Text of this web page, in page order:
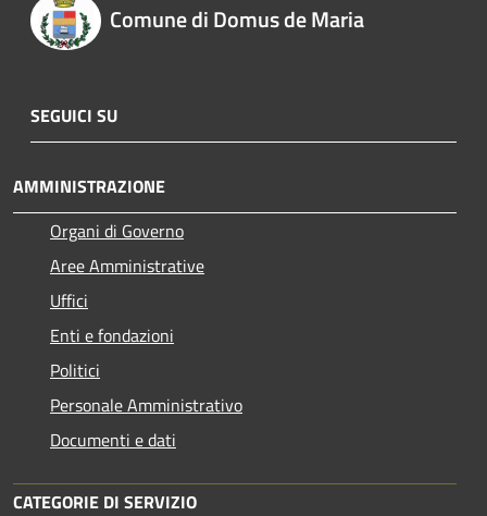
Comune di Domus de Maria
SEGUICI SU
AMMINISTRAZIONE
Organi di Governo
Aree Amministrative
Uffici
Enti e fondazioni
Politici
Personale Amministrativo
Documenti e dati
CATEGORIE DI SERVIZIO